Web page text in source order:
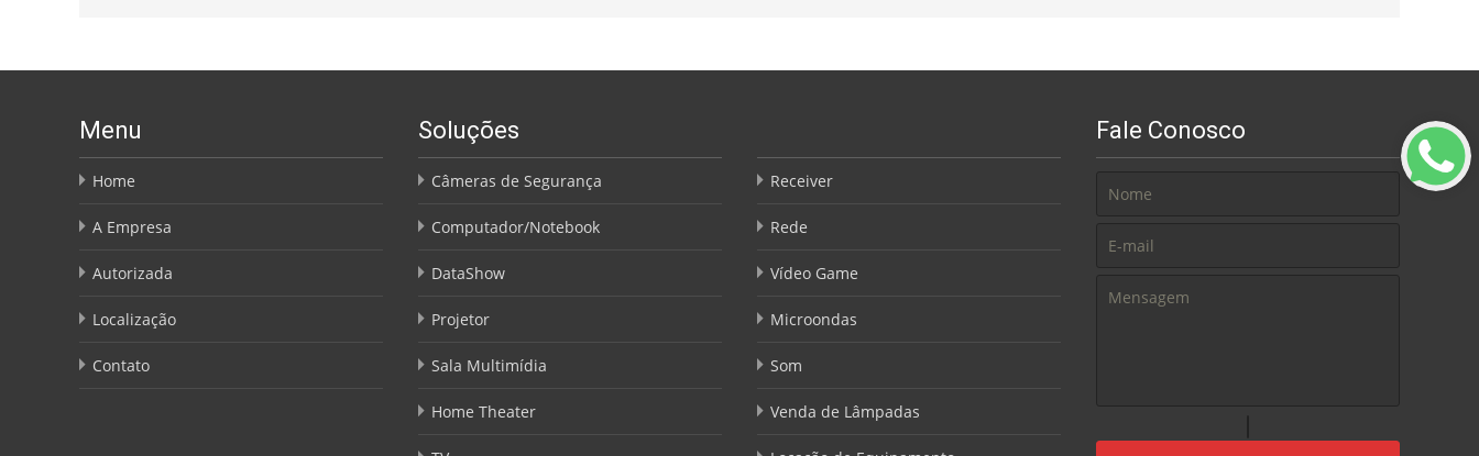
Menu
Home
A Empresa
Autorizada
Localização
Contato
Soluções
Câmeras de Segurança
Computador/Notebook
DataShow
Projetor
Sala Multimídia
Home Theater
Receiver
Rede
Vídeo Game
Microondas
Som
Venda de Lâmpadas
Fale Conosco